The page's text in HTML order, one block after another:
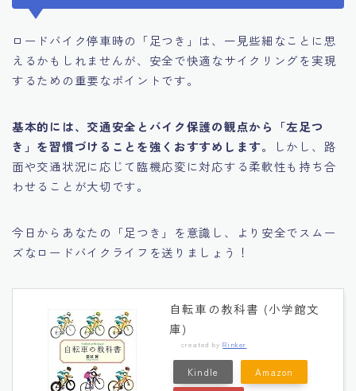
ロードバイク停車時の「足つき」は、一見些細なことに思
えるかもしれませんが、安全で快適なサイクリングを実現
するための重要なポイントです。
基本的には、交通安全とバイク保護の観点から「左足つ
き」を習慣づけることを強くおすすめします。
しかし、路
面や交通状況に応じて臨機応変に対応する柔軟性も持ち合
わせることが大切です。
今日からあなたの「足つき」を意識し、より安全でスムー
ズなロードバイクライフを送りましょう！
自転車の教科書 (小学館文
庫)
created byRinker
Kindle Amazon